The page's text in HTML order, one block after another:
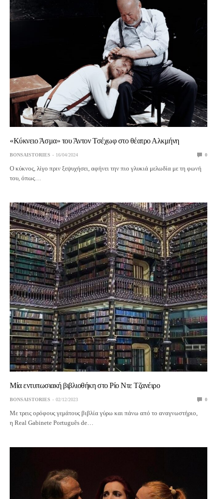
«Κύκνειο Άσμα» του Άντον Τσέχωφ στο θέατρο Αλκμήνη
BONSAISTORIES 16/04/2024 0
Ο κύκνος, λίγο πριν ξεψυχήσει, αφήνει την πιο γλυκιά μελωδία με τη φωνή
του, όπως…
Μία εντυπωσιακή βιβλιοθήκη στο Ρίο Ντε Τζανέιρο
BONSAISTORIES 02/12/2023 0
Με τρεις ορόφους γεμάτους βιβλία γύρω και πάνω από το αναγνωστήριο,
η Real Gabinete Português de…